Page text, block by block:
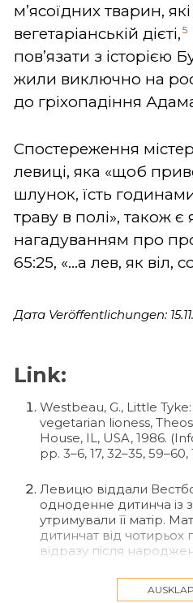
м’ясоїдних тварин,
вегетаріанській дієті, 5
пов’язати з історією
жили виключно на
до гріхопадіння
Спостереження
левиці, яка «щоб
шлунок, їсть
траву в полі», також
нагадуванням про
65:25, «…а лев, як віл,
Дата Veröffentlichungen:
Link:
Westbeau, G., Little
vegetarian lioness,
House, IL, USA, 1986.
pp. 3–6, 17, 32–35, 59–60,
Левицю віддали
одноденне дитинча із
утримували її матір.
дитинчат від чотирьох
відразу після
готові врятувати
«Малюка» вони